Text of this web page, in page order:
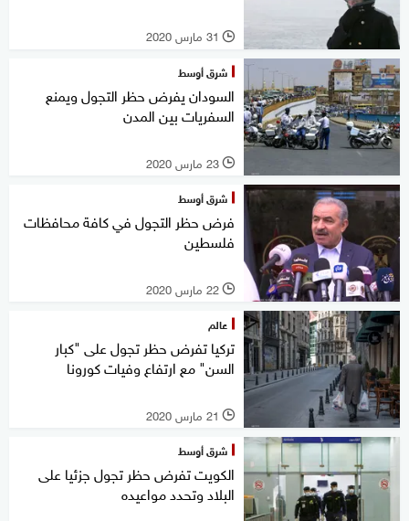
l 31 مارس 2020
شرق أوسط
السودان يفرض حظر التجول ويمنع
السفريات بين المدن
l 23 مارس 2020
شرق أوسط
فرض حظر التجول في كافة محافظات
فلسطين
l 22 مارس 2020
عالم
تركيا تفرض حظر تجول على "كبار
السن" مع ارتفاع وفيات كورونا
l 21 مارس 2020
شرق أوسط
الكويت تفرض حظر تجول جزئيا على
البلاد وتحدد مواعيده